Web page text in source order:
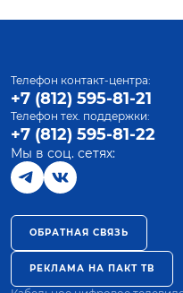
Телефон контакт-центра:
+7 (812) 595-81-21
Телефон тех. поддержки:
+7 (812) 595-81-22
Мы в соц. сетях:
ОБРАТНАЯ СВЯЗЬ
РЕКЛАМА НА ПАКТ ТВ